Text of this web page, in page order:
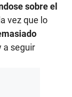
sobre el
vez que lo
a seguir